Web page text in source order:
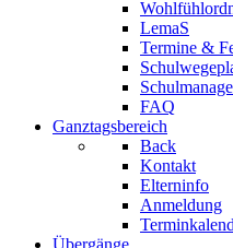
LemaS
Termine &
FAQ
Ganztagsbereich
Back
Kontakt
Elterninfo
Anmeldung
Übergänge